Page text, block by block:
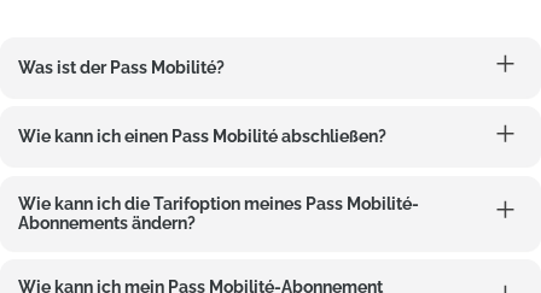
Was ist der Pass Mobilité?
Wie kann ich einen Pass Mobilité abschließen?
Wie kann ich die Tarifoption meines Pass Mobilité-
Abonnements ändern?
Wie kann ich mein Pass Mobilité-Abonnement